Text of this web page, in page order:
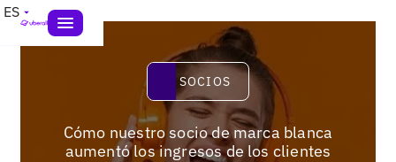
ES
Socios
SOCIOS
Cómo nuestro socio de marca blanca
aumentó los ingresos de los clientes